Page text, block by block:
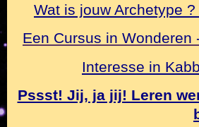
Wat is jouw Archetype
Een Cursus in
Interesse in
Pssst! Jij, ja jij! Leren